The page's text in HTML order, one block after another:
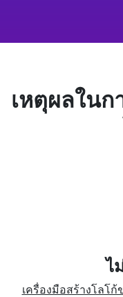
เหตุผลในก
ไ
เครื่องมือสร้างโลโก้